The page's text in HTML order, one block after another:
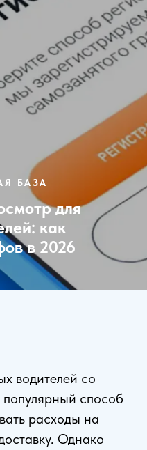
БАЗА
для
как
в 2026
водителей со
способ
расходы на
Однако